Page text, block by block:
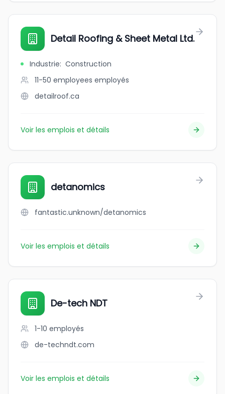
Detail Roofing & Sheet Metal Ltd.
Industrie: Construction
11-50 employees employés
detailroof.ca
Voir les emplois et détails
detanomics
fantastic.unknown/detanomics
Voir les emplois et détails
De-tech NDT
1-10 employés
de-techndt.com
Voir les emplois et détails